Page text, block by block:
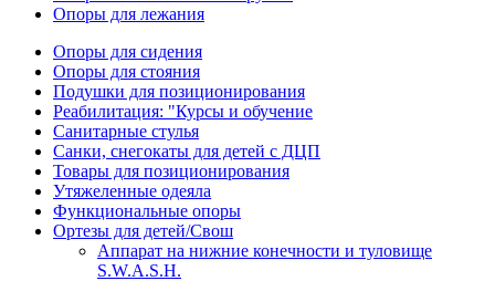
Опоры для лежания
Опоры для сидения
Опоры для стояния
Подушки для позиционирования
Реабилитация: "Курсы и обучение
Санитарные стулья
Санки, снегокаты для детей с ДЦП
Товары для позиционирования
Утяжеленные одеяла
Функциональные опоры
Ортезы для детей/Свош
Аппарат на нижние конечности и туловище
S.W.A.S.H.